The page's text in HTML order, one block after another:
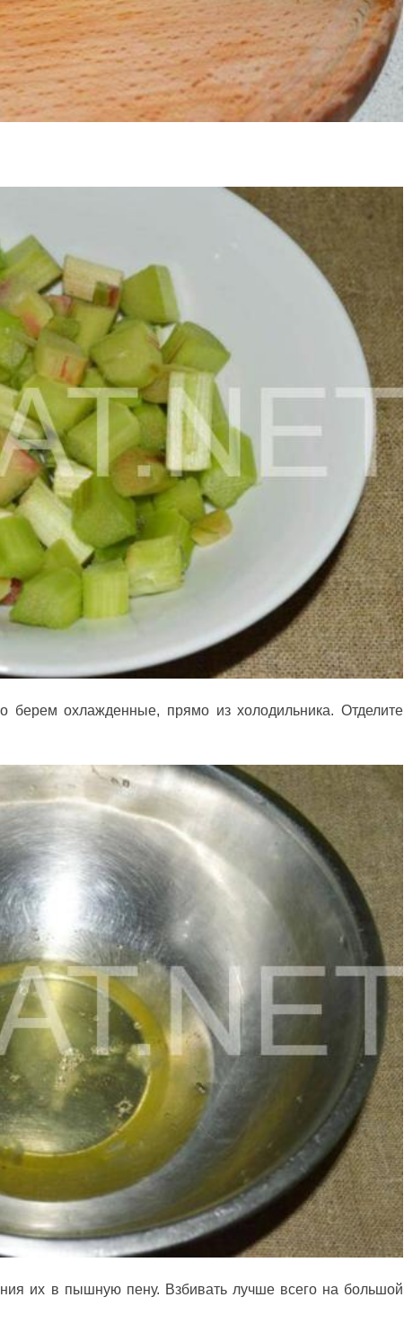
берем охлажденные, прямо из холодильника. Отделите
их в пышную пену. Взбивать лучше всего на большой